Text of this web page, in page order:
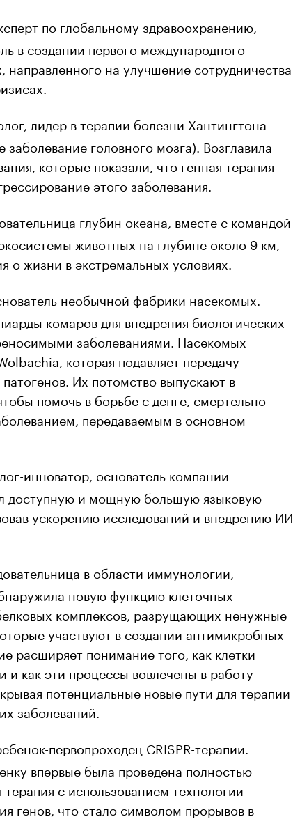
по глобальному здравоохранению,
в создании первого международного
направленного на улучшение сотрудничества
лидер в терапии болезни Хантингтона
заболевание головного мозга). Возглавила
которые показали, что генная терапия
этого заболевания.
глубин океана, вместе с командой
животных на глубине около 9 км,
о жизни в экстремальных условиях.
необычной фабрики насекомых.
комаров для внедрения биологических
заболеваниями. Насекомых
которая подавляет передачу
Их потомство выпускают в
помочь в борьбе с денге, смертельно
передаваемым в основном
инноватор, основатель компании
доступную и мощную большую языковую
ускорению исследований и внедрению ИИ
в области иммунологии,
новую функцию клеточных
комплексов, разрущающих ненужные
участвуют в создании антимикробных
расширяет понимание того, как клетки
и как эти процессы вовлечены в работу
потенциальные новые пути для терапии
заболеваний.
первопроходец CRISPR-терапии.
впервые была проведена полностью
с использованием технологии
генов, что стало символом прорывов в